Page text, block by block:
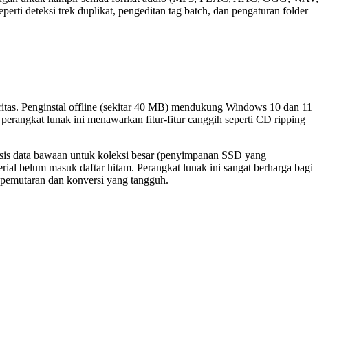
deteksi trek duplikat, pengeditan tag batch, dan pengaturan folder
Penginstal offline (sekitar 40 MB) mendukung Windows 10 dan 11
lunak ini menawarkan fitur-fitur canggih seperti CD ripping
data bawaan untuk koleksi besar (penyimpanan SSD yang
belum masuk daftar hitam. Perangkat lunak ini sangat berharga bagi
dan konversi yang tangguh.